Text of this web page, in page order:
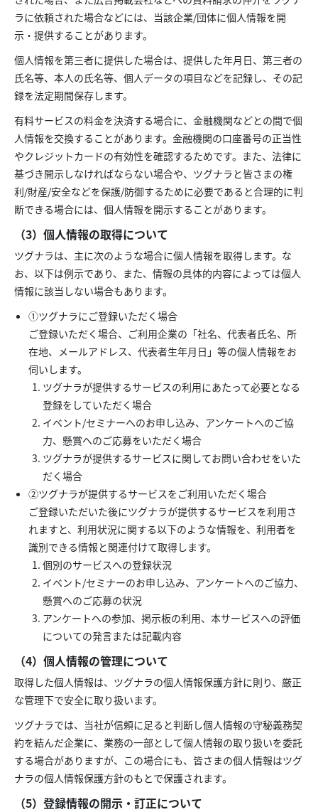
ラに依頼された場合などには、当該企業/団体に個人情報を開
示・提供することがあります。
個人情報を第三者に提供した場合は、提供した年月日、第三者の
氏名等、本人の氏名等、個人データの項目などを記録し、その記
録を法定期間保存します。
有料サービスの料金を決済する場合に、金融機関などとの間で個
人情報を交換することがあります。金融機関の口座番号の正当性
やクレジットカードの有効性を確認するためです。また、法律に
基づき開示しなければならない場合や、ツグナラと皆さまの権
利/財産/安全などを保護/防御するために必要であると合理的に判
断できる場合には、個人情報を開示することがあります。
（3）個人情報の取得について
ツグナラは、主に次のような場合に個人情報を取得します。な
お、以下は例示であり、また、情報の具体的内容によっては個人
情報に該当しない場合もあります。
①ツグナラにご登録いただく場合
ご登録いただく場合、ご利用企業の「社名、代表者氏名、所
在地、メールアドレス、代表者生年月日」等の個人情報をお
伺いします。
ツグナラが提供するサービスの利用にあたって必要となる
登録をしていただく場合
イベント/セミナーへのお申し込み、アンケートへのご協
力、懸賞へのご応募をいただく場合
ツグナラが提供するサービスに関してお問い合わせをいた
だく場合
②ツグナラが提供するサービスをご利用いただく場合
ご登録いただいた後にツグナラが提供するサービスを利用さ
れますと、利用状況に関する以下のような情報を、利用者を
識別できる情報と関連付けて取得します。
個別のサービスへの登録状況
イベント/セミナーのお申し込み、アンケートへのご協力、
懸賞へのご応募の状況
アンケートへの参加、掲示板の利用、本サービスへの評価
についての発言または記載内容
（4）個人情報の管理について
取得した個人情報は、ツグナラの個人情報保護方針に則り、厳正
な管理下で安全に取り扱います。
ツグナラでは、当社が信頼に足ると判断し個人情報の守秘義務契
約を結んだ企業に、業務の一部として個人情報の取り扱いを委託
する場合がありますが、この場合にも、皆さまの個人情報はツグ
ナラの個人情報保護方針のもとで保護されます。
（5）登録情報の開示・訂正について